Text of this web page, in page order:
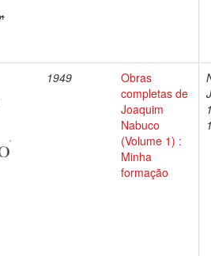
1949
Obras
completas de
Joaquim
Nabuco
(Volume 1) :
Minha
formação